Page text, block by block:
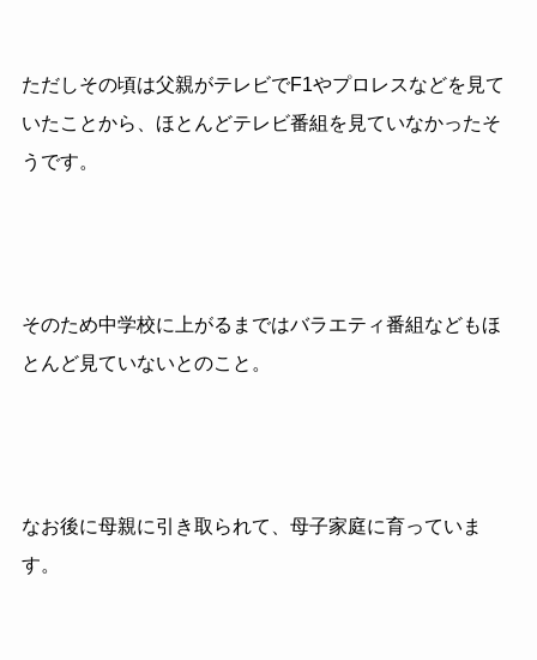
ただしその頃は父親がテレビでF1やプロレスなどを見て
いたことから、ほとんどテレビ番組を見ていなかったそ
うです。
そのため中学校に上がるまではバラエティ番組などもほ
とんど見ていないとのこと。
なお後に母親に引き取られて、母子家庭に育っていま
す。